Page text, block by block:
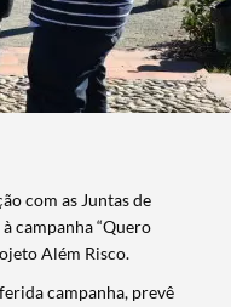
com as Juntas de
campanha “Quero
Além Risco.
campanha, prevê